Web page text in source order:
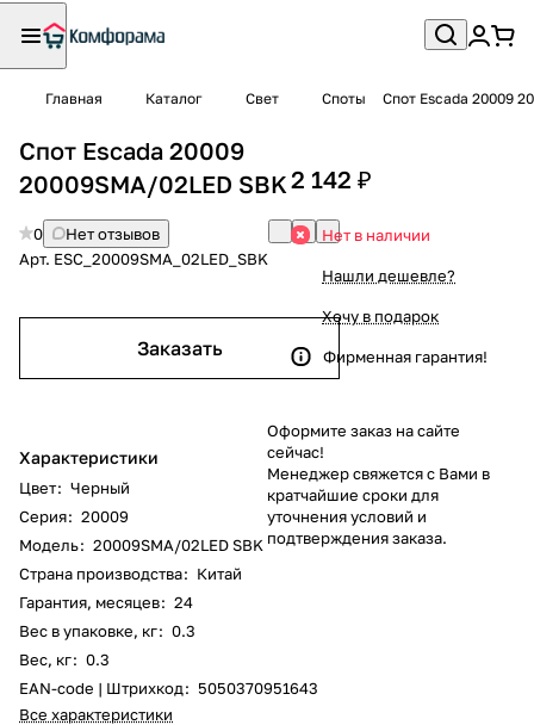
Главная Каталог Свет Споты Спот Escada 20009
Спот Escada 20009
20009SMA/02LED SBK
0
Нет отзывов
Арт. ESC_20009SMA_02LED_SBK
Заказать
Характеристики
Цвет: Черный
Серия: 20009
Модель: 20009SMA/02LED SBK
Страна производства: Китай
Гарантия, месяцев: 24
Вес в упаковке, кг: 0.3
Вес, кг: 0.3
EAN-code | Штрихкод: 5050370951643
Все характеристики
2 142 ₽
Нет в наличии
Нашли дешевле?
Хочу в подарок
Фирменная гарантия!
Оформите заказ на сайте
сейчас!
Менеджер свяжется с Вами в
кратчайшие сроки для
уточнения условий и
подтверждения заказа.